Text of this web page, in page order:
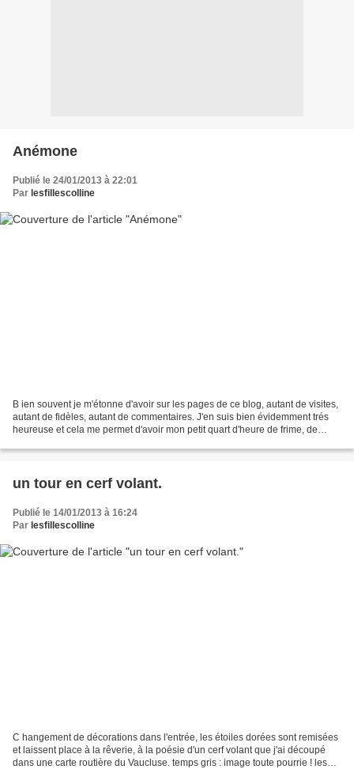
Anémone
Publié le 24/01/2013 à 22:01
Par lesfillescolline
B ien souvent je m'étonne d'avoir sur les pages de ce blog, autant de visites,
autant de fidèles, autant de commentaires. J'en suis bien évidemment trés
heureuse et cela me permet d'avoir mon petit quart d'heure de frime, de
un tour en cerf volant.
Publié le 14/01/2013 à 16:24
Par lesfillescolline
C hangement de décorations dans l'entrée, les étoiles dorées sont remisées
et laissent place à la rêverie, à la poésie d'un cerf volant que j'ai découpé
dans une carte routière du Vaucluse. temps gris : image toute pourrie ! les